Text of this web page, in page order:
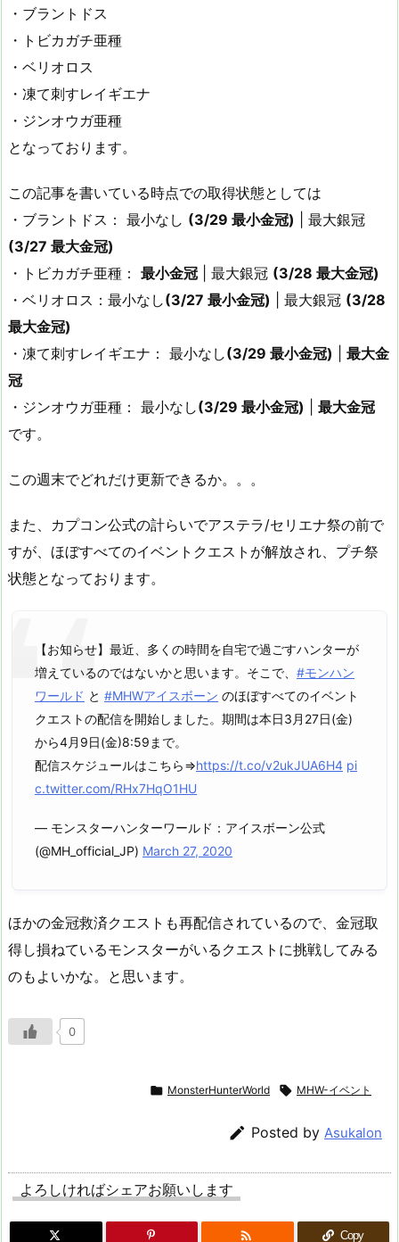
・ブラントドス
・トビカガチ亜種
・ベリオロス
・凍て刺すレイギエナ
・ジンオウガ亜種
となっております。
この記事を書いている時点での取得状態としては
・ブラントドス： 最小なし (3/29 最小金冠) | 最大銀冠
(3/27 最大金冠)
・トビカガチ亜種： 最小金冠 | 最大銀冠 (3/28 最大金冠)
・ベリオロス：最小なし(3/27 最小金冠) | 最大銀冠 (3/28
最大金冠)
・凍て刺すレイギエナ： 最小なし(3/29 最小金冠)
最大金
冠
・ジンオウガ亜種： 最小なし(3/29 最小金冠)
最大金冠
です。
この週末でどれだけ更新できるか。。。
また、カプコン公式の計らいでアステラ/セリエナ祭の前で
すが、ほぼすべてのイベントクエストが解放され、プチ祭
状態となっております。
【お知らせ】最近、多くの時間を自宅で過ごすハンターが
増えているのではないかと思います。そこで、 #モンハン
ワールド と #MHWアイスボーン のほぼすべてのイベント
クエストの配信を開始しました。期間は本日3月27日(金)
から4月9日(金)8:59まで。
配信スケジュールはこちら⇒https://t.co/v2ukJUA6H4 pi
c.twitter.com/RHx7HqO1HU
— モンスターハンターワールド：アイスボーン公式
(@MH_official_JP) March 27, 2020
ほかの金冠救済クエストも再配信されているので、金冠取
得し損ねているモンスターがいるクエストに挑戦してみる
のもよいかな。と思います。
0
 MonsterHunterWorld  MHW-イベント
 Posted by Asukalon
よろしければシェアお願いします
 Copy